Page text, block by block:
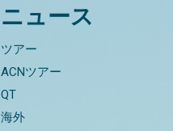
ニュース
ツアー
ACNツアー
QT
海外